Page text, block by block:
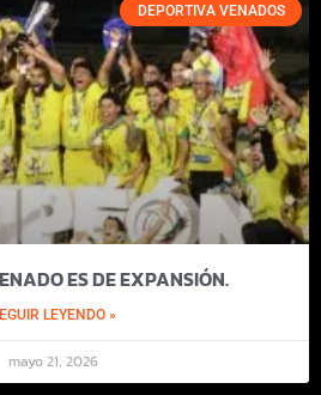
DEPORTIVA VENADOS
ES DE EXPANSIÓN.
LEYENDO »
mayo 21, 2026